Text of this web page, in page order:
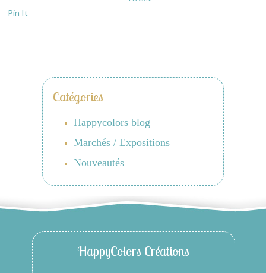
Pin It
Catégories
Happycolors blog
Marchés / Expositions
Nouveautés
HappyColors Créations